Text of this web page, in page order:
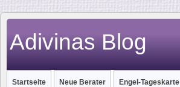
Adivinas Blog
Startseite Neue Berater Engel-Tageskarte